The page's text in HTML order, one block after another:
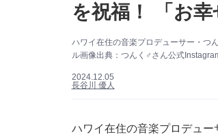
を祝福！ 「お
ハワイ在住の音楽プロデューサー・つ
ル画像出典：つんく♂さん公式
2024.12.05
長谷川 優人
ハワイ在住の音楽プロデュ